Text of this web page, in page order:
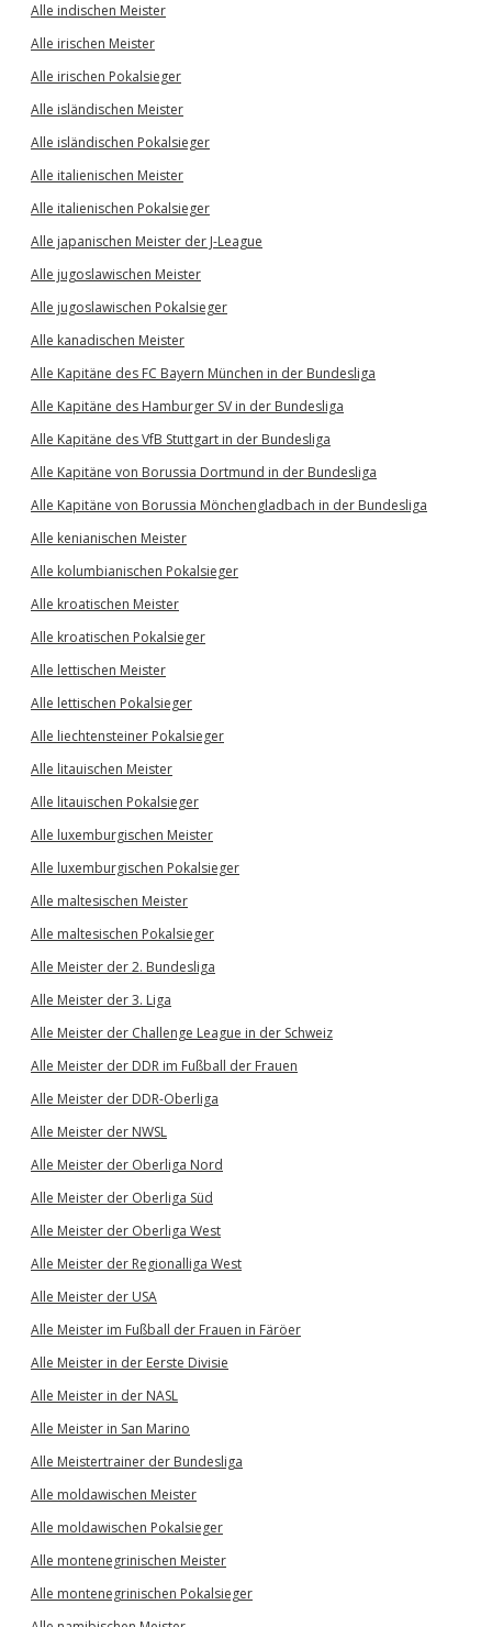
Alle indischen Meister
Alle irischen Meister
Alle irischen Pokalsieger
Alle isländischen Meister
Alle isländischen Pokalsieger
Alle italienischen Meister
Alle italienischen Pokalsieger
Alle japanischen Meister der J-League
Alle jugoslawischen Meister
Alle jugoslawischen Pokalsieger
Alle kanadischen Meister
Alle Kapitäne des FC Bayern München in der Bundesliga
Alle Kapitäne des Hamburger SV in der Bundesliga
Alle Kapitäne des VfB Stuttgart in der Bundesliga
Alle Kapitäne von Borussia Dortmund in der Bundesliga
Alle Kapitäne von Borussia Mönchengladbach in der Bundesliga
Alle kenianischen Meister
Alle kolumbianischen Pokalsieger
Alle kroatischen Meister
Alle kroatischen Pokalsieger
Alle lettischen Meister
Alle lettischen Pokalsieger
Alle liechtensteiner Pokalsieger
Alle litauischen Meister
Alle litauischen Pokalsieger
Alle luxemburgischen Meister
Alle luxemburgischen Pokalsieger
Alle maltesischen Meister
Alle maltesischen Pokalsieger
Alle Meister der 2. Bundesliga
Alle Meister der 3. Liga
Alle Meister der Challenge League in der Schweiz
Alle Meister der DDR im Fußball der Frauen
Alle Meister der DDR-Oberliga
Alle Meister der NWSL
Alle Meister der Oberliga Nord
Alle Meister der Oberliga Süd
Alle Meister der Oberliga West
Alle Meister der Regionalliga West
Alle Meister der USA
Alle Meister im Fußball der Frauen in Färöer
Alle Meister in der Eerste Divisie
Alle Meister in der NASL
Alle Meister in San Marino
Alle Meistertrainer der Bundesliga
Alle moldawischen Meister
Alle moldawischen Pokalsieger
Alle montenegrinischen Meister
Alle montenegrinischen Pokalsieger